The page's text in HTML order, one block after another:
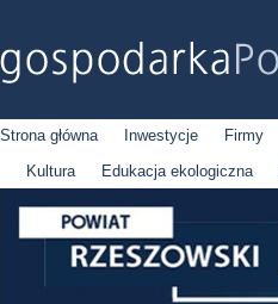
Strona główna Inwestycje Firmy
Kultura
Edukacja ekologiczna